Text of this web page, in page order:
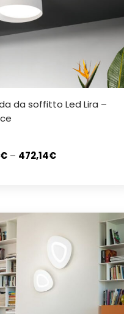
da soffitto Led Lira –
€ – 472,14€